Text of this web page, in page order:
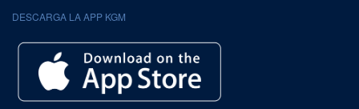
DESCARGA LA APP KGM